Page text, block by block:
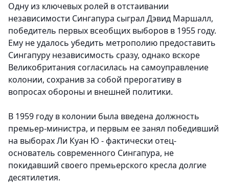
Одну из ключевых ролей в отстаивании
независимости Сингапура сыграл Дэвид Маршалл,
победитель первых всеобщих выборов в 1955 году.
Ему не удалось убедить метрополию предоставить
Сингапуру независимость сразу, однако вскоре
Великобритания согласилась на самоуправление
колонии, сохранив за собой прерогативу в
вопросах обороны и внешней политики.
В 1959 году в колонии была введена должность
премьер-министра, и первым ее занял победивший
на выборах Ли Куан Ю - фактически отец-
основатель современного Сингапура, не
покидавший своего премьерского кресла долгие
десятилетия.